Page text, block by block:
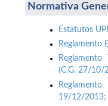
Normativa
Estatutos
Reglamento
(C.G. 27/10/
19/12/2013;